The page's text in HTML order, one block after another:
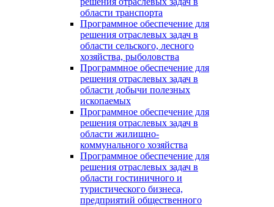
области транспорта
Программное обеспечение для
решения отраслевых задач в
области сельского, лесного
хозяйства, рыболовства
Программное обеспечение для
решения отраслевых задач в
области добычи полезных
ископаемых
Программное обеспечение для
решения отраслевых задач в
области жилищно-
коммунального хозяйства
Программное обеспечение для
решения отраслевых задач в
области гостиничного и
туристического бизнеса,
предприятий общественного